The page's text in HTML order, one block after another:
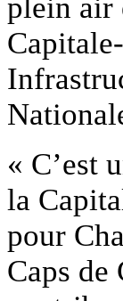
plein air
« C’est
la
pour
Caps